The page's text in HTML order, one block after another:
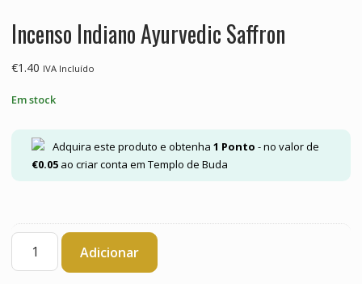
Incenso Indiano Ayurvedic Saffron
€1.40 IVA Incluído
Em stock
Adquira este produto e obtenha 1 Ponto - no valor de
€0.05 ao criar conta em Templo de Buda
Quantidade
Incenso
Adicionar